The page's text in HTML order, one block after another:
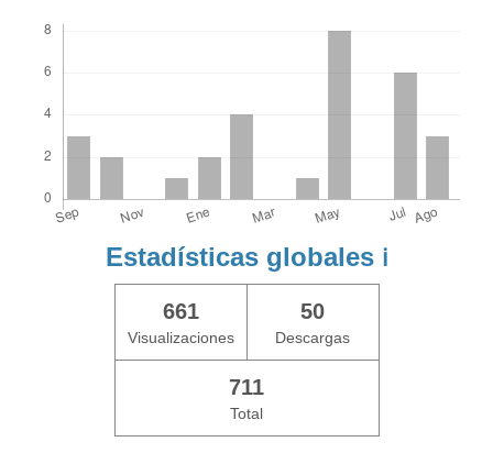
Estadísticas globales ℹ️
661
Visualizaciones
50
Descargas
711
Total